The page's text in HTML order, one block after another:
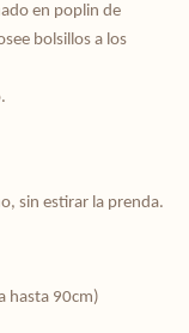
en poplin de
bolsillos a los
sin estirar la prenda.
hasta 90cm)